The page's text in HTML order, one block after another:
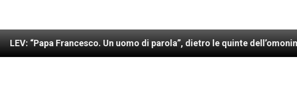
Francesco. Un uomo di parola”, dietro le quinte dell’omonimo film di